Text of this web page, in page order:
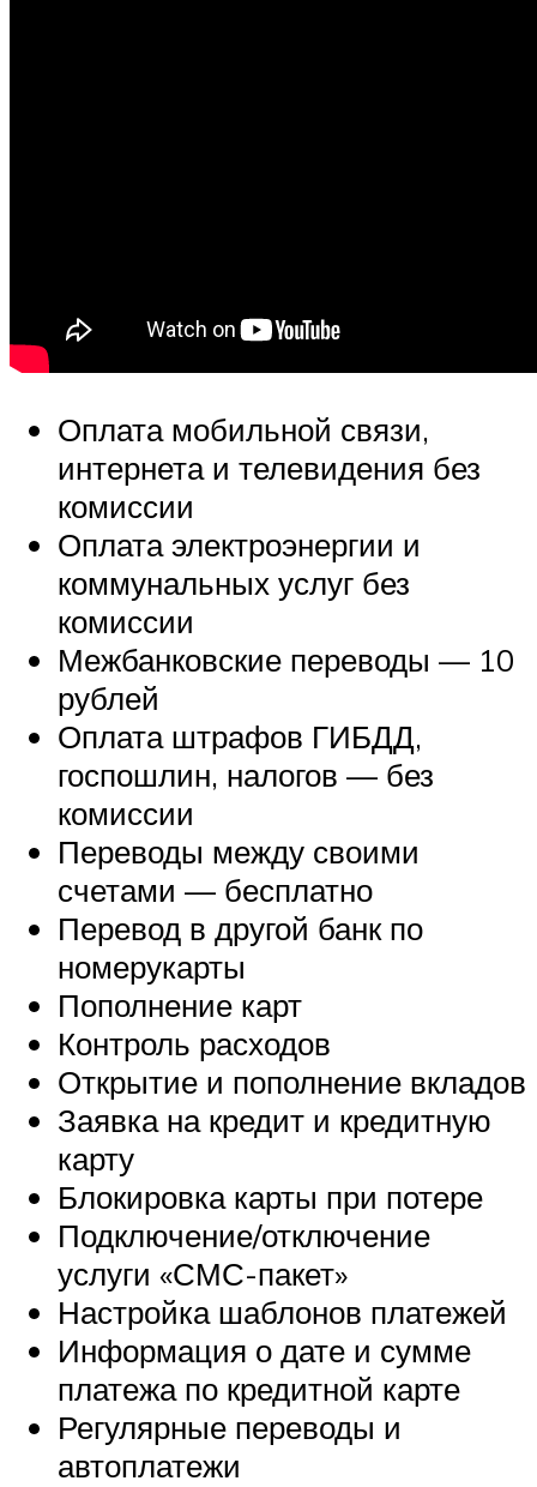
Оплата мобильной связи,
интернета и телевидения без
комиссии
Оплата электроэнергии и
коммунальных услуг без
комиссии
Межбанковские переводы — 10
рублей
Оплата штрафов ГИБДД,
госпошлин, налогов — без
комиссии
Переводы между своими
счетами — бесплатно
Перевод в другой банк по
номерукарты
Пополнение карт
Контроль расходов
Открытие и пополнение вкладов
Заявка на кредит и кредитную
карту
Блокировка карты при потере
Подключение/отключение
услуги «СМС-пакет»
Настройка шаблонов платежей
Информация о дате и сумме
платежа по кредитной карте
Регулярные переводы и
автоплатежи